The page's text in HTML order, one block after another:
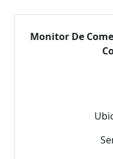
Monitor De